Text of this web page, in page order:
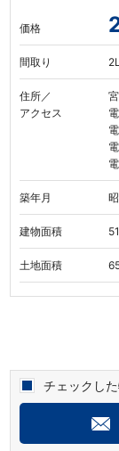
価格
間取り
住所／
アクセス
築年月
建物面積
土地面積
チェックし